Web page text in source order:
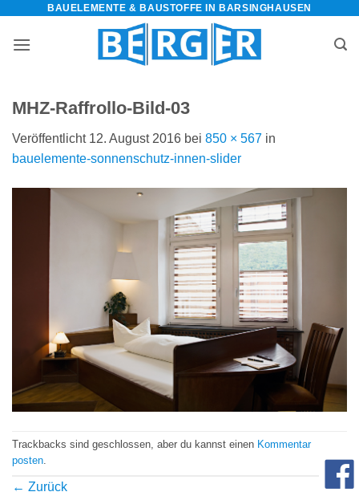
springen
BAUELEMENTE & BAUSTOFFE IN BARSINGHAUSEN
MHZ-Raffrollo-Bild-03
Veröffentlicht 12. August 2016 bei 850 × 567 in
bauelemente-sonnenschutz-innen-slider
Trackbacks sind geschlossen, aber du kannst einen Kommentar
posten.
← Zurück
da/7396d191548d7bebea1ee96e2c08/